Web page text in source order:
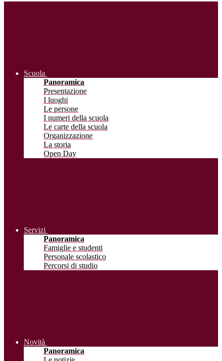
Scuola
Panoramica
Presentazione
I luoghi
Le persone
I numeri della scuola
Le carte della scuola
Organizzazione
La storia
Open Day
Servizi
Panoramica
Famiglie e studenti
Personale scolastico
Percorsi di studio
Novità
Panoramica